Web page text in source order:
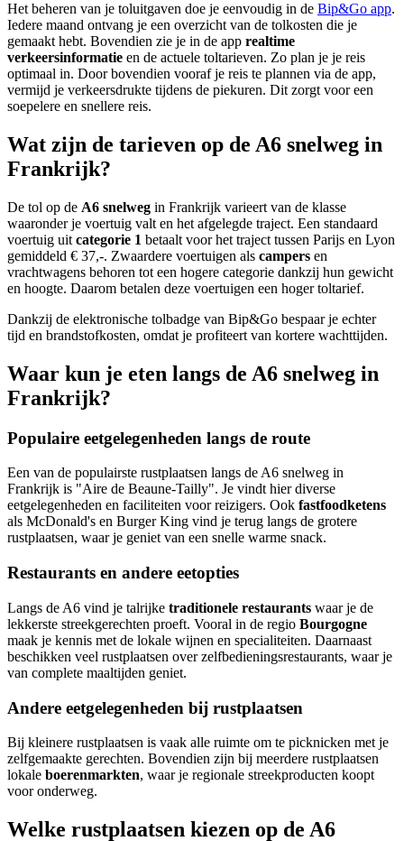
Het beheren van je toluitgaven doe je eenvoudig in de Bip&Go app.
Iedere maand ontvang je een overzicht van de tolkosten die je
gemaakt hebt. Bovendien zie je in de app realtime
verkeersinformatie en de actuele toltarieven. Zo plan je je reis
optimaal in. Door bovendien vooraf je reis te plannen via de app,
vermijd je verkeersdrukte tijdens de piekuren. Dit zorgt voor een
soepelere en snellere reis.
Wat zijn de tarieven op de A6 snelweg in
Frankrijk?
De tol op de A6 snelweg in Frankrijk varieert van de klasse
waaronder je voertuig valt en het afgelegde traject. Een standaard
voertuig uit categorie 1 betaalt voor het traject tussen Parijs en Lyon
gemiddeld € 37,-. Zwaardere voertuigen als campers en
vrachtwagens behoren tot een hogere categorie dankzij hun gewicht
en hoogte. Daarom betalen deze voertuigen een hoger toltarief.
Dankzij de elektronische tolbadge van Bip&Go bespaar je echter
tijd en brandstofkosten, omdat je profiteert van kortere wachttijden.
Waar kun je eten langs de A6 snelweg in
Frankrijk?
Populaire eetgelegenheden langs de route
Een van de populairste rustplaatsen langs de A6 snelweg in
Frankrijk is "Aire de Beaune-Tailly". Je vindt hier diverse
eetgelegenheden en faciliteiten voor reizigers. Ook fastfoodketens
als McDonald's en Burger King vind je terug langs de grotere
rustplaatsen, waar je geniet van een snelle warme snack.
Restaurants en andere eetopties
Langs de A6 vind je talrijke traditionele restaurants waar je de
lekkerste streekgerechten proeft. Vooral in de regio Bourgogne
maak je kennis met de lokale wijnen en specialiteiten. Daarnaast
beschikken veel rustplaatsen over zelfbedieningsrestaurants, waar je
van complete maaltijden geniet.
Andere eetgelegenheden bij rustplaatsen
Bij kleinere rustplaatsen is vaak alle ruimte om te picknicken met je
zelfgemaakte gerechten. Bovendien zijn bij meerdere rustplaatsen
lokale boerenmarkten, waar je regionale streekproducten koopt
voor onderweg.
Welke rustplaatsen kiezen op de A6